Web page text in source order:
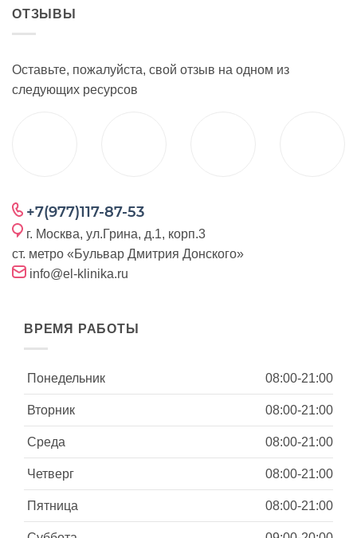
ОТЗЫВЫ
Оставьте, пожалуйста, свой отзыв на одном из
следующих ресурсов
+7(977)117-87-53
г. Москва, ул.Грина, д.1, корп.3
ст. метро «Бульвар Дмитрия Донского»
info@el-klinika.ru
ВРЕМЯ РАБОТЫ
Понедельник 08:00-21:00
Вторник 08:00-21:00
Среда 08:00-21:00
Четверг 08:00-21:00
Пятница 08:00-21:00